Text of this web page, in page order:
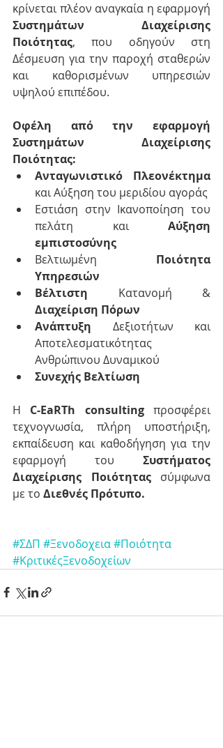
Συστημάτων Διαχείρισης
Ποιότητας, που οδηγούν στη
Δέσμευση για την παροχή σταθερών
και καθορισμένων υπηρεσιών
υψηλού επιπέδου.
Οφέλη από την εφαρμογή
Συστημάτων Διαχείρισης
Ποιότητας:
Εστιάση στην Ικανοποίηση του
πελάτη και Αύξηση
εμπιστοσύνης
Βελτιωμένη Ποιότητα
Υπηρεσιών
Βέλτιστη Κατανομή &
Διαχείριση Πόρων
Ανάπτυξη Δεξιοτήτων και
Αποτελεσματικότητας
Ανθρώπινου Δυναμικού
Συνεχής Βελτίωση
Η C-EaRTh consulting προσφέρει
τεχνογνωσία, πλήρη υποστήριξη,
εκπαίδευση και καθοδήγηση για την
εφαρμογή του Συστήματος
Διαχείρισης Ποιότητας σύμφωνα
με το Διεθνές Πρότυπο.
#ΣΔΠ #Ξενοδοχεια#Ποιότητα
#ΚριτικέςΞενοδοχείων